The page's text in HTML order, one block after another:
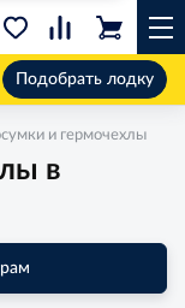
Подобрать лодку
и гермочехлы
в